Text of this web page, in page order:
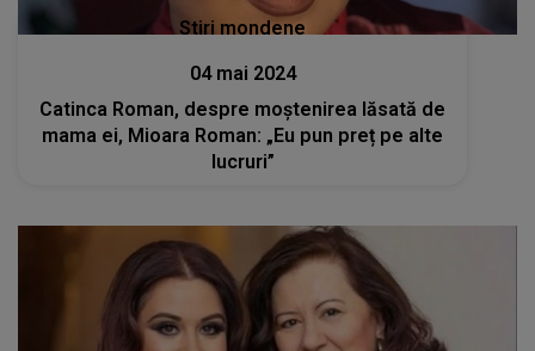
Stiri mondene
04 mai 2024
Catinca Roman, despre moștenirea lăsată de
mama ei, Mioara Roman: „Eu pun preț pe alte
lucruri”